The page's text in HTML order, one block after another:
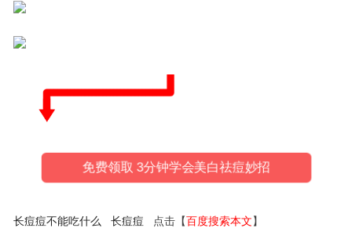
免费领取 3分钟学会美白祛痘妙招
长痘痘不能吃什么 长痘痘 点击【百度搜索本文】